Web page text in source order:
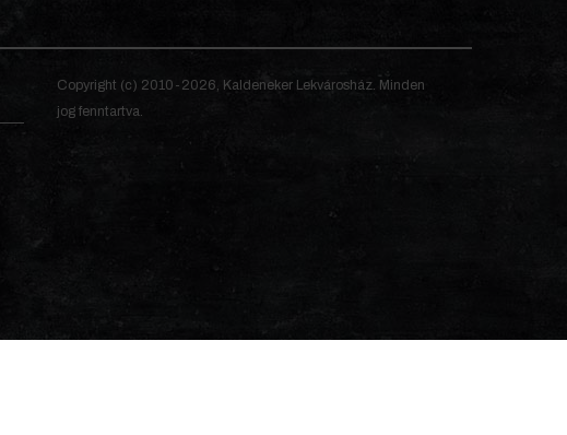
Copyright (c) 2010-2026, Kaldeneker Lekvárosház. Minden
jog fenntartva.